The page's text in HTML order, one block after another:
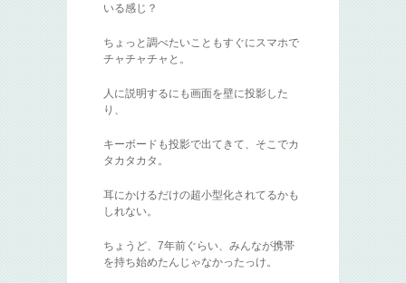
いる感じ？
ちょっと調べたいこともすぐにスマホで
チャチャチャと。
人に説明するにも画面を壁に投影した
り、
キーボードも投影で出てきて、そこでカ
タカタカタ。
耳にかけるだけの超小型化されてるかも
しれない。
ちょうど、7年前ぐらい、みんなが携帯
を持ち始めたんじゃなかったっけ。